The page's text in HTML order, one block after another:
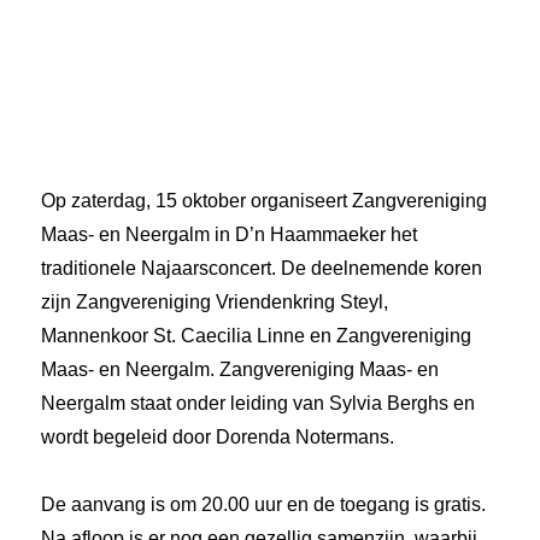
Op zaterdag, 15 oktober organiseert Zangvereniging
Maas- en Neergalm in D’n Haammaeker het
traditionele Najaarsconcert. De deelnemende koren
zijn Zangvereniging Vriendenkring Steyl,
Mannenkoor St. Caecilia Linne en Zangvereniging
Maas- en Neergalm. Zangvereniging Maas- en
Neergalm staat onder leiding van Sylvia Berghs en
wordt begeleid door Dorenda Notermans.
De aanvang is om 20.00 uur en de toegang is gratis.